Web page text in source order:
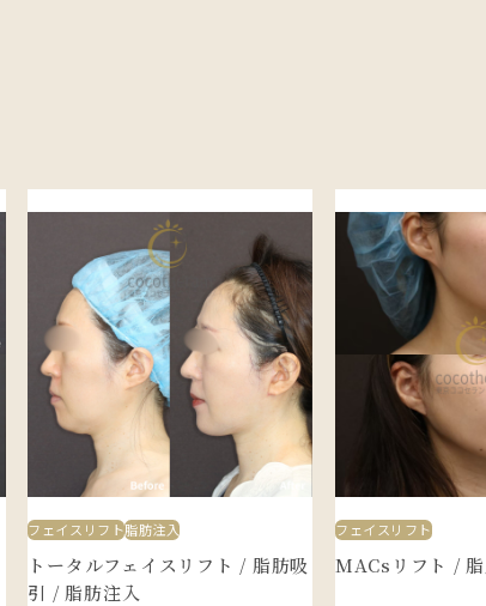
フェイスリフト脂肪注入
トータルフェイスリフト / 脂肪吸
引 / 脂肪注入
フェイスリフト
MACsリフト /